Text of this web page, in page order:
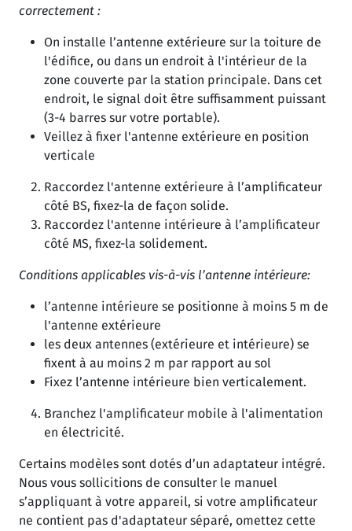
correctement :
On installe l’antenne extérieure sur la toiture de
l'édifice, ou dans un endroit à l'intérieur de la
zone couverte par la station principale. Dans cet
endroit, le signal doit être suffisamment puissant
(3-4 barres sur votre portable).
Veillez à fixer l'antenne extérieure en position
verticale
Raccordez l'antenne extérieure à l’amplificateur
côté BS, fixez-la de façon solide.
Raccordez l'antenne intérieure à l’amplificateur
côté MS, fixez-la solidement.
Conditions applicables vis-à-vis l’antenne intérieure:
l’antenne intérieure se positionne à moins 5 m de
l'antenne extérieure
les deux antennes (extérieure et intérieure) se
fixent à au moins 2 m par rapport au sol
Fixez l’antenne intérieure bien verticalement.
Branchez l'amplificateur mobile à l'alimentation
en électricité.
Certains modèles sont dotés d’un adaptateur intégré.
Nous vous sollicitions de consulter le manuel
s’appliquant à votre appareil, si votre amplificateur
ne contient pas d'adaptateur séparé, omettez cette